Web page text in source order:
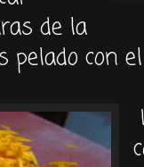
de la
con